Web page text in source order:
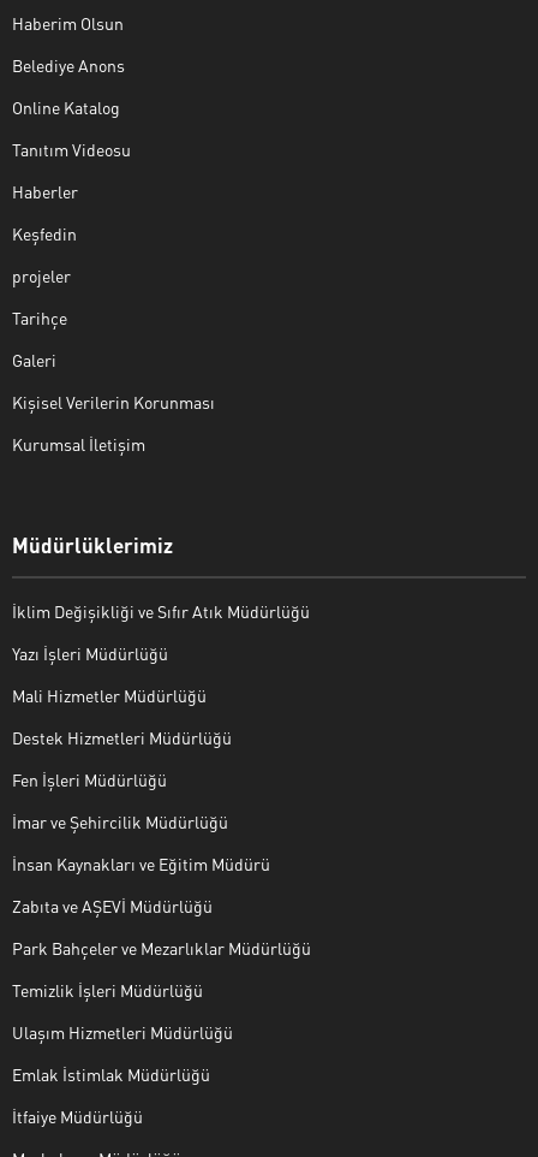
Haberim Olsun
Belediye Anons
Online Katalog
Tanıtım Videosu
Haberler
Keşfedin
projeler
Tarihçe
Galeri
Kişisel Verilerin Korunması
Kurumsal İletişim
Müdürlüklerimiz
İklim Değişikliği ve Sıfır Atık Müdürlüğü
Yazı İşleri Müdürlüğü
Mali Hizmetler Müdürlüğü
Destek Hizmetleri Müdürlüğü
Fen İşleri Müdürlüğü
İmar ve Şehircilik Müdürlüğü
İnsan Kaynakları ve Eğitim Müdürü
Zabıta ve AŞEVİ Müdürlüğü
Park Bahçeler ve Mezarlıklar Müdürlüğü
Temizlik İşleri Müdürlüğü
Ulaşım Hizmetleri Müdürlüğü
Emlak İstimlak Müdürlüğü
İtfaiye Müdürlüğü